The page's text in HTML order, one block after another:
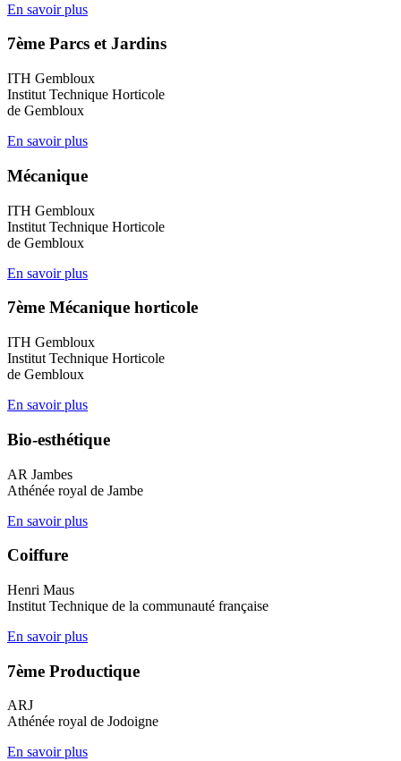
En savoir plus
7ème Parcs et Jardins
ITH Gembloux
Institut Technique Horticole
de Gembloux
En savoir plus
Mécanique
ITH Gembloux
Institut Technique Horticole
de Gembloux
En savoir plus
7ème Mécanique horticole
ITH Gembloux
Institut Technique Horticole
de Gembloux
En savoir plus
Bio-esthétique
AR Jambes
Athénée royal de Jambe
En savoir plus
Coiffure
Henri Maus
Institut Technique de la communauté française
En savoir plus
7ème Productique
ARJ
Athénée royal de Jodoigne
En savoir plus